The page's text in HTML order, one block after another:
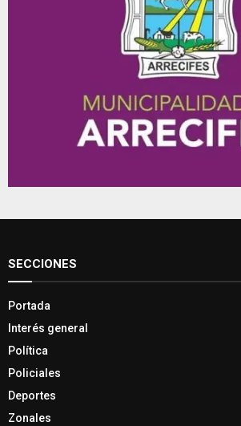
SECCIONES
Portada
Interés general
Política
Policiales
Deportes
Zonales